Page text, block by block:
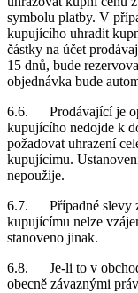
symbolu platby. V
kupujícího uhradit
částky na účet
15 dnů, bude
objednávka bude
6.6. Prodávající je
kupujícího nedojde k
požadovat uhrazení
kupujícímu.
nepoužije.
6.7. Případné slevy z
kupujícímu nelze
stanoveno jinak.
6.8. Je-li to v
obecně závaznými